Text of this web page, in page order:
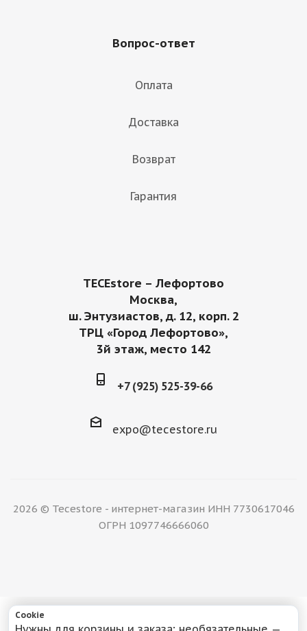
Вопрос-ответ
Оплата
Доставка
Возврат
Гарантия
TECEstore – Лефортово
Москва,
ш. Энтузиастов, д. 12, корп. 2
ТРЦ «Город Лефортово»,
3й этаж, место 142
+7 (925) 525-39-66
expo@tecestore.ru
2026 © Tecestore - интернет-магазин ИНН 7730617046
ОГРН 1097746666060
Cookie